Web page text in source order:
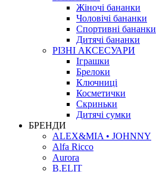
Жіночі бананки
Чоловічі бананки
Спортивні бананки
Дитячі бананки
РІЗНІ АКСЕСУАРИ
Іграшки
Брелоки
Ключниці
Косметички
Скриньки
Дитячі сумки
БРЕНДИ
ALEX&MIA • JOHNNY
Alfa Ricco
Aurora
B.ELIT